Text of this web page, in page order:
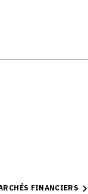
FINANCIERS